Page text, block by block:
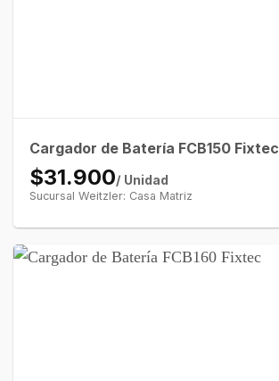
Cargador de Batería FCB150 Fixtec
$31.900/ Unidad
Sucursal Weitzler: Casa Matriz